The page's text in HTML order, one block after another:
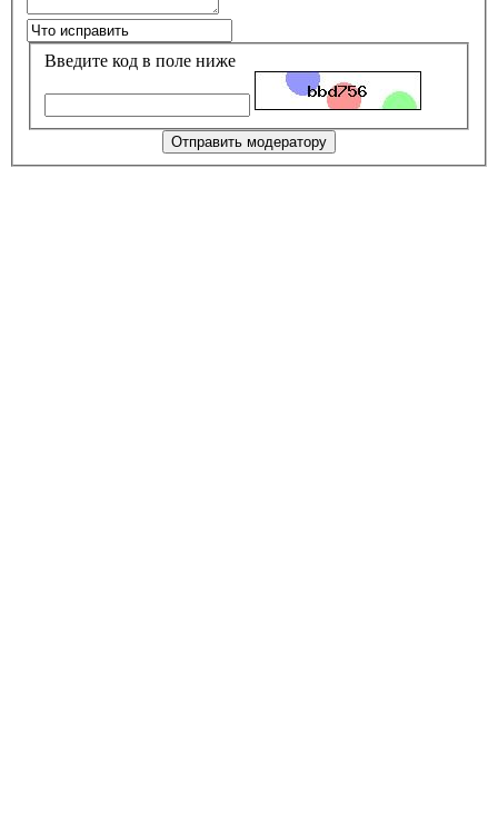
Введите код в поле ниже
Отправить модератору